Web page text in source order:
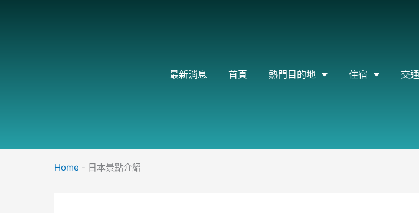
最新消息 首頁 熱門目的地 住宿 交通
Home - 日本景點介紹